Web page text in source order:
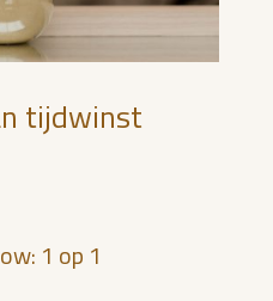
tijdwinst
1 op 1